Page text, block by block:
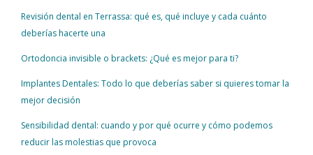
Revisión dental en Terrassa: qué es, qué incluye y cada cuánto
deberías hacerte una
Ortodoncia invisible o brackets: ¿Qué es mejor para ti?
Implantes Dentales: Todo lo que deberías saber si quieres tomar la
mejor decisión
Sensibilidad dental: cuando y por qué ocurre y cómo podemos
reducir las molestias que provoca